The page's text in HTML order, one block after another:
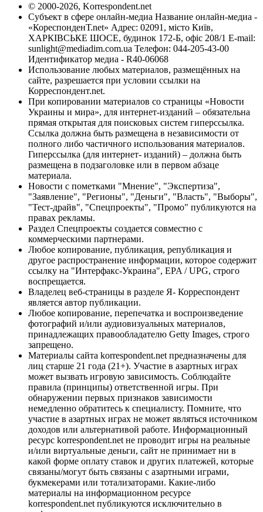
© 2000-2026, Korrespondent.net
Субъект в сфере онлайн-медиа Название онлайн-медиа -
«КореспонденТ.net» Адрес: 02091, місто Київ,
ХАРКІВСЬКЕ ШОСЕ, будинок 172-Б, офіс 208/1 E-mail:
sunlight@mediadim.com.ua Телефон: 044-205-43-00
Идентификатор медиа - R40-06068
Использование любых материалов, размещённых на
сайте, разрешается при условии ссылки на
Корреспондент.net.
При копировании материалов со страницы «Новости
Украины и мира», для интернет-изданий – обязательна
прямая открытая для поисковых систем гиперссылка.
Ссылка должна быть размещена в независимости от
полного либо частичного использования материалов.
Гиперссылка (для интернет- изданий) – должна быть
размещена в подзаголовке или в первом абзаце
материала.
Новости с пометками "Мнение", "Экспертиза",
"Заявление", "Регионы", "Деньги", "Власть", "Выборы",
"Тест-драйв", "Спецпроекты", "Промо" публикуются на
правах рекламы.
Раздел Спецпроекты создается совместно с
коммерческими партнерами.
Любое копирование, публикация, републикация и
другое распространение информации, которое содержит
ссылку на "Интерфакс-Украина", EPA / UPG, строго
воспрещается.
Владелец веб-страницы в разделе Я- Корреспондент
является автор публикации.
Любое копирование, перепечатка и воспроизведение
фотографий и/или аудиовизуальных материалов,
принадлежащих правообладателю Getty Images, строго
запрещено.
Материалы сайта korrespondent.net предназначены для
лиц старше 21 года (21+). Участие в азартных играх
может вызвать игровую зависимость. Соблюдайте
правила (принципы) ответственной игры. При
обнаружении первых признаков зависимости
немедленно обратитесь к специалисту. Помните, что
участие в азартных играх не может являться источником
доходов или альтернативой работе. Информационный
ресурс korrespondent.net не проводит игры на реальные
и/или виртуальные деньги, сайт не принимает ни в
какой форме оплату ставок и других платежей, которые
связаны/могут быть связаны с азартными играми,
букмекерами или тотализаторами. Какие-либо
материалы на информационном ресурсе
korrespondent.net публикуются исключительно в